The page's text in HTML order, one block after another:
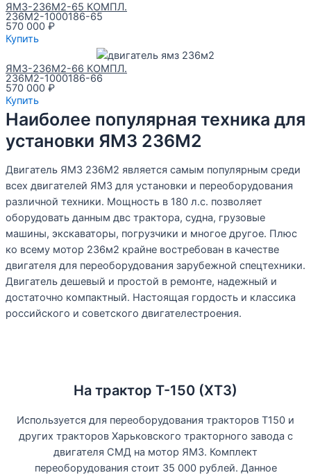
ЯМЗ-236М2-65 КОМПЛ.
236М2-1000186-65
570 000 ₽
Купить
ЯМЗ-236М2-66 КОМПЛ.
236М2-1000186-66
570 000 ₽
Купить
Наиболее популярная техника для
установки ЯМЗ 236М2
Двигатель ЯМЗ 236М2 является самым популярным среди
всех двигателей ЯМЗ для установки и переоборудования
различной техники. Мощность в 180 л.с. позволяет
оборудовать данным двс трактора, судна, грузовые
машины, экскаваторы, погрузчики и многое другое. Плюс
ко всему мотор 236м2 крайне востребован в качестве
двигателя для переоборудования зарубежной спецтехники.
Двигатель дешевый и простой в ремонте, надежный и
достаточно компактный. Настоящая гордость и классика
российского и советского двигателестроения.
На трактор Т-150 (ХТЗ)
Используется для переоборудования тракторов Т150 и
других тракторов Харьковского тракторного завода с
двигателя СМД на мотор ЯМЗ. Комплект
переоборудования стоит 35 000 рублей. Данное